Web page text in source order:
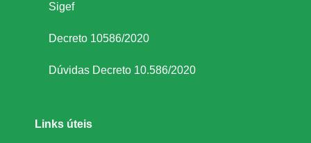
Sigef
Decreto 10586/2020
Dúvidas Decreto 10.586/2020
Links úteis